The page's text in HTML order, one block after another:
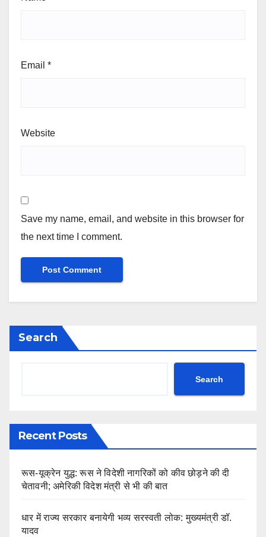
Email *
Website
Save my name, email, and website in this browser for
the next time I comment.
Search
Search
Recent Posts
रूस-यूक्रेन युद्ध: रूस ने विदेशी नागरिकों को कीव छोड़ने की दी
चेतावनी; अमेरिकी विदेश मंत्री से भी की बात
धार में राज्य सरकार बनायेगी भव्य सरस्वती लोक: मुख्यमंत्री डॉ.
यादव